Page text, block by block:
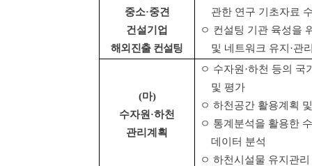
중소·중견
건설기업
해외진출 컨설팅
관한 연구 기초자료
ㅇ 컨설팅 기관 육성을
및 네트워크 유지 ·관
(마)
수자원 ·하천
관리계획
ㅇ 수자원 ·하천 등의 국
및 평가
ㅇ 하천공간 활용계획
ㅇ 통계분석을 활용한
데이터 분석
ㅇ 하천시설물 유지관